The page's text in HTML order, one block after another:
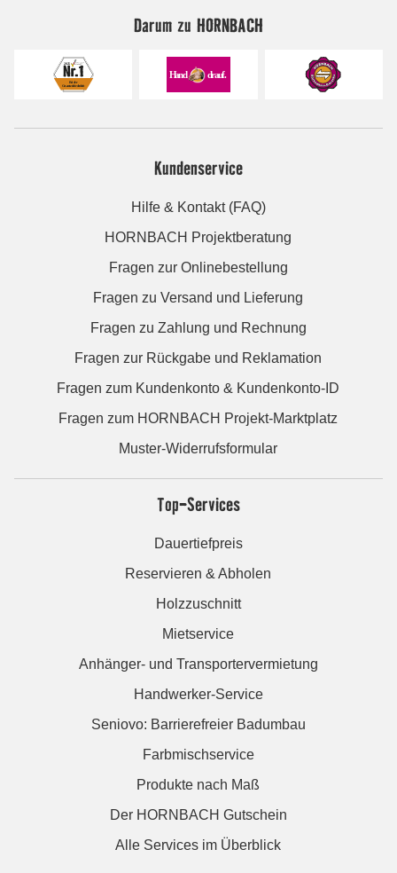
Darum zu HORNBACH
Kundenservice
Hilfe & Kontakt (FAQ)
HORNBACH Projektberatung
Fragen zur Onlinebestellung
Fragen zu Versand und Lieferung
Fragen zu Zahlung und Rechnung
Fragen zur Rückgabe und Reklamation
Fragen zum Kundenkonto & Kundenkonto-ID
Fragen zum HORNBACH Projekt-Marktplatz
Muster-Widerrufsformular
Top-Services
Dauertiefpreis
Reservieren & Abholen
Holzzuschnitt
Mietservice
Anhänger- und Transportervermietung
Handwerker-Service
Seniovo: Barrierefreier Badumbau
Farbmischservice
Produkte nach Maß
Der HORNBACH Gutschein
Alle Services im Überblick